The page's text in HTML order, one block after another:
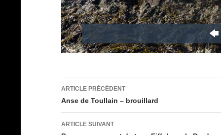
Navigation
des
articles
ARTICLE PRÉCÉDENT
Anse de Toullain – brouillard
ARTICLE SUIVANT